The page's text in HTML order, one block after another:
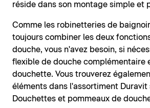
réside dans son montage simple et
Comme les robinetteries de
toujours combiner les deux
douche, vous n'avez besoin, si
flexible de douche complémentaire
douchette. Vous trouverez
éléments dans l'assortiment Duravit
Douchettes et pommeaux de